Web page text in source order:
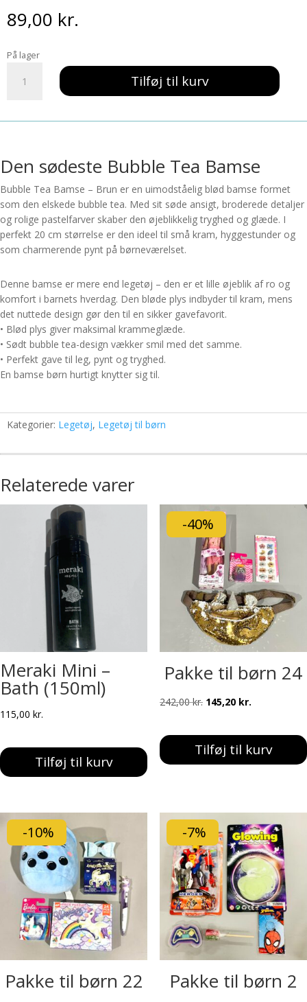
89,00 kr.
På lager
Tea
Tilføj til kurv
Den sødeste Bubble Tea Bamse
Bubble Tea Bamse – Brun er en uimodståelig blød bamse formet
som den elskede bubble tea. Med sit søde ansigt, broderede detaljer
og rolige pastelfarver skaber den øjeblikkelig tryghed og glæde. I
perfekt 20 cm størrelse er den ideel til små kram, hyggestunder og
som charmerende pynt på børneværelset.
Denne bamse er mere end legetøj – den er et lille øjeblik af ro og
komfort i barnets hverdag. Den bløde plys indbyder til kram, mens
det nuttede design gør den til en sikker gavefavorit.
• Blød plys giver maksimal krammeglæde.
• Sødt bubble tea-design vækker smil med det samme.
• Perfekt gave til leg, pynt og tryghed.
En bamse børn hurtigt knytter sig til.
Kategorier: Legetøj, Legetøj til børn
Relaterede varer
Meraki Mini –
Bath (150ml)
115,00 kr.
Tilføj til kurv
-40%
Pakke til børn 24
242,00kr. Den
pris
var:
145,20 kr.
pris
er:
Tilføj til kurv
-10%
Pakke til børn 22
-7%
Pakke til børn 2